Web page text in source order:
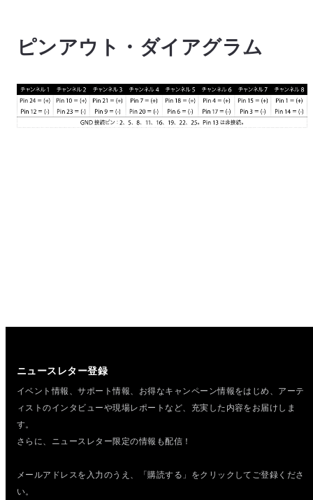
ピンアウト・ダイアグラム
ニュースレター登録
イベント情報、サポート情報、お得なキャンペーン情報をはじめ、 アーテ
ィストのインタビューや現場レポートなど、充実した内容をお届けしま
す。
さらに、ニュースレター限定の情報も配信！
メールアドレスを入力のうえ、「購読する」をクリックしてご登録くださ
い。